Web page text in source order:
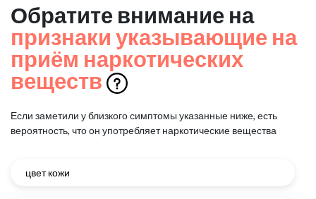
Обратите внимание на
признаки указывающие на
приём наркотических
веществ
Если заметили у близкого симптомы указанные ниже, есть
вероятность, что он употребляет наркотические вещества
цвет кожи